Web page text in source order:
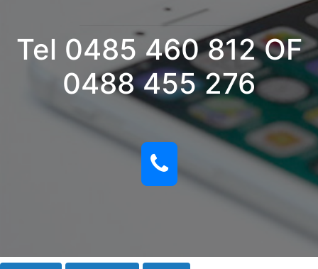
Tel 0485 460 812 OF
0488 455 276